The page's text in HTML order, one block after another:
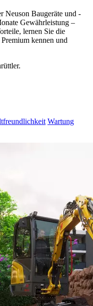
Neuson Baugeräte und -
Gewährleistung –
lernen Sie die
kennen und
Wartung